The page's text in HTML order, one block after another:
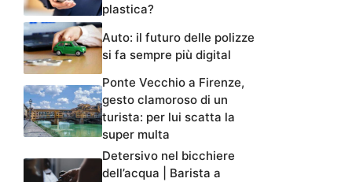
plastica?
Auto: il futuro delle polizze
si fa sempre più digital
Ponte Vecchio a Firenze,
gesto clamoroso di un
turista: per lui scatta la
super multa
Detersivo nel bicchiere
dell’acqua | Barista a